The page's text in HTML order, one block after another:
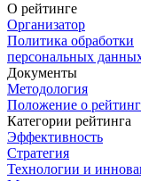
О рейтинге
Организатор
Политика обработки
персональных
Документы
Методология
Положение о
Категории рейтинга
Эффективность
Стратегия
Технологии и